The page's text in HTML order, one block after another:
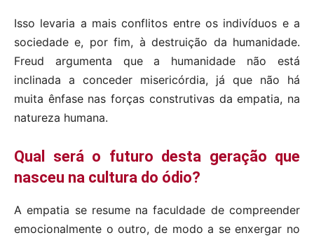
Isso levaria a mais conflitos entre os indivíduos e a
sociedade e, por fim, à destruição da humanidade.
Freud argumenta que a humanidade não está
inclinada a conceder misericórdia, já que não há
muita ênfase nas forças construtivas da empatia, na
natureza humana.
Qual será o futuro desta geração que
nasceu na cultura do ódio?
A empatia se resume na faculdade de compreender
emocionalmente o outro, de modo a se enxergar no